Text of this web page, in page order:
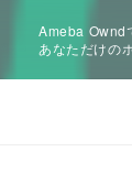
Ameba Ownd
あなただけの